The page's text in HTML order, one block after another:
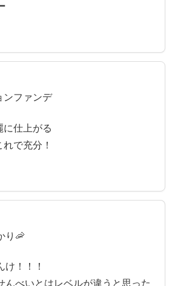
ンファンデ
に仕上がる
で充分！
り🦐
け！！！
んべいとはレベルが違うと思った